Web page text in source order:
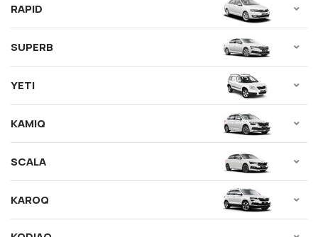
RAPID
SUPERB
YETI
KAMIQ
SCALA
KAROQ